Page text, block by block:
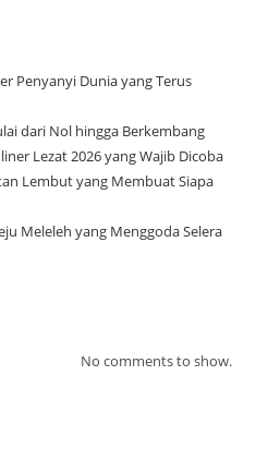
Penyanyi Dunia yang Terus
dari Nol hingga Berkembang
Lezat 2026 yang Wajib Dicoba
Lembut yang Membuat Siapa
Meleleh yang Menggoda Selera
No comments to show.